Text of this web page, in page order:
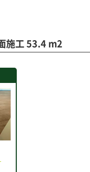
施工 53.4 m2